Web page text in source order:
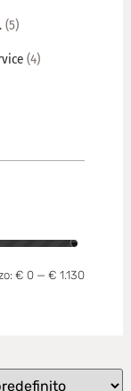
(5)
(4)
€ 0 —€ 1.130